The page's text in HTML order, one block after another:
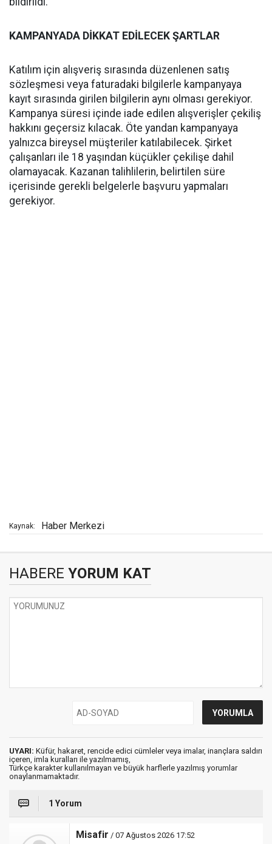
KAMPANYADA DİKKAT EDİLECEK ŞARTLAR
Katılım için alışveriş sırasında düzenlenen satış
sözleşmesi veya faturadaki bilgilerle kampanyaya
kayıt sırasında girilen bilgilerin aynı olması gerekiyor.
Kampanya süresi içinde iade edilen alışverişler çekiliş
hakkını geçersiz kılacak. Öte yandan kampanyaya
yalnızca bireysel müşteriler katılabilecek. Şirket
çalışanları ile 18 yaşından küçükler çekilişe dahil
olamayacak. Kazanan talihlilerin, belirtilen süre
içerisinde gerekli belgelerle başvuru yapmaları
gerekiyor.
Kaynak: Haber Merkezi
HABERE YORUM KAT
UYARI: Küfür, hakaret, rencide edici cümleler veya imalar, inançlara saldırı
içeren, imla kuralları ile yazılmamış,
Türkçe karakter kullanılmayan ve büyük harflerle yazılmış yorumlar
onaylanmamaktadır.
1 Yorum
Misafir / 07 Ağustos 2026 17:52